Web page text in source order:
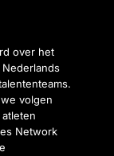
over het
volgen
Network